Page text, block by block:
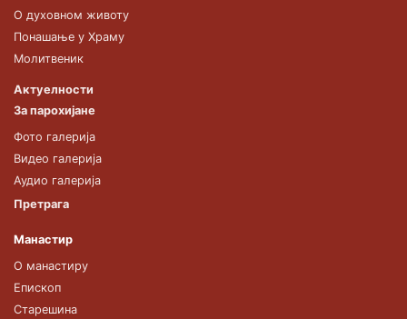
О духовном животу
Понашање у Храму
Молитвеник
Актуелности
За парохијане
Фото галерија
Видео галерија
Аудио галерија
Претрага
Манастир
О манастиру
Епископ
Старешина